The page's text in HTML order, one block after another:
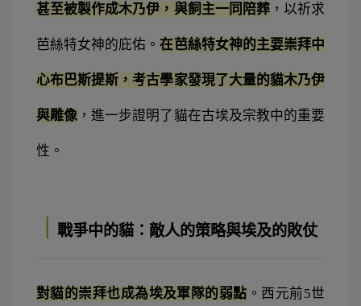
甚至被製作成木乃伊，與飼主一同陪葬，以祈求
芭絲特女神的庇佑。在芭絲特女神的主要崇拜中
心布巴斯提斯，考古學家發現了大量的貓木乃伊
與雕像 ，進一步證明了貓在古埃及宗教中的重要
性。
戰爭中的貓：敵人的策略與埃及的敗仗
對貓的崇拜也成為埃及軍隊的弱點 。西元前5世